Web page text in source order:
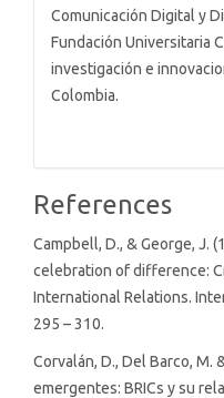
Comunicación Digital y
Fundación Universitaria
investigación e
Colombia.
References
Campbell, D., & George, J.
celebration of difference:
International Relations.
295 – 310.
Corvalán, D., Del Barco, M.
emergentes: BRICs y su